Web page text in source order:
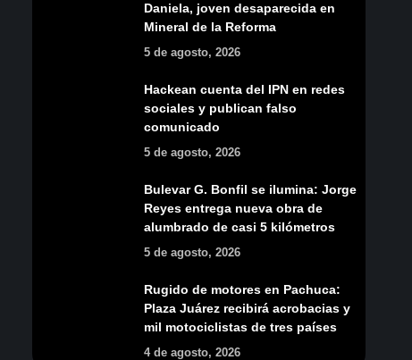
Daniela, joven desaparecida en
Mineral de la Reforma
5 de agosto, 2026
Hackean cuenta del IPN en redes
sociales y publican falso
comunicado
5 de agosto, 2026
Bulevar G. Bonfil se ilumina: Jorge
Reyes entrega nueva obra de
alumbrado de casi 5 kilómetros
5 de agosto, 2026
Rugido de motores en Pachuca:
Plaza Juárez recibirá acrobacias y
mil motociclistas de tres países
4 de agosto, 2026